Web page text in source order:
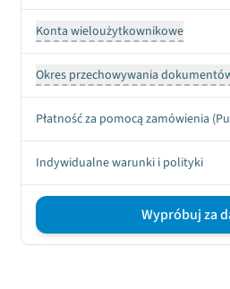
Konta wieloużytkownikowe
Okres przechowywania
Płatność za pomocą zamówienia
Indywidualne warunki i polityki
Sign up CTA Wypróbuj za